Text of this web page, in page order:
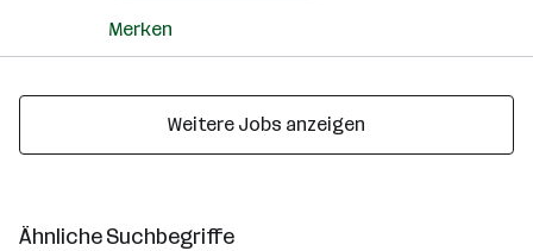
Merken
Weitere Jobs anzeigen
Ähnliche Suchbegriffe